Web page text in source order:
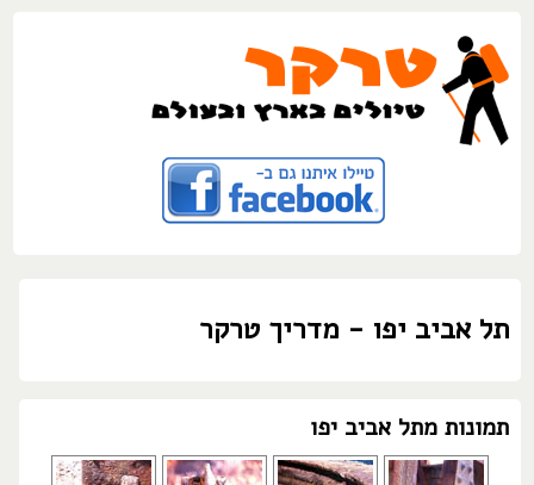
תל אביב יפו - מדריך טרקר
תמונות מתל אביב יפו